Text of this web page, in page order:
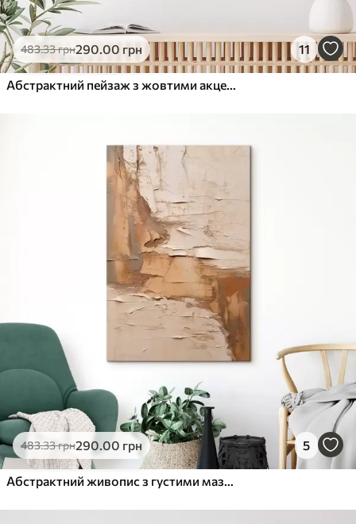
483.33грн290.00 грн 11
Абстрактний пейзаж з жовтими акцентами, мінімалістична композиція землі, води та неба, з приглушеними кольорами
483.33грн290.00 грн 5
Абстрактний живопис з густими мазками, бежевими та коричневими тонами, фактурною поверхнею, нейтральною кольоровою гамою